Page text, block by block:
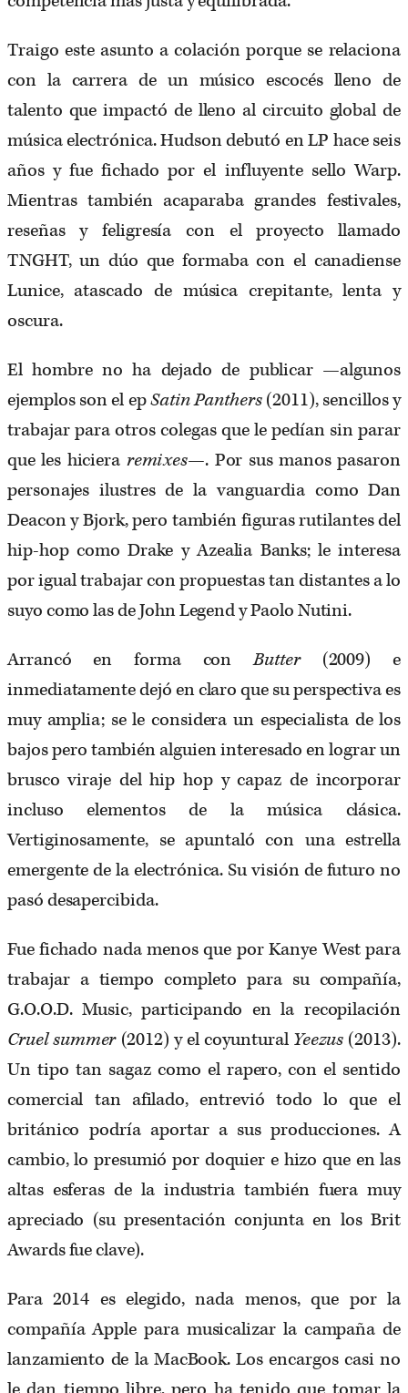
Traigo este asunto a colación porque se relaciona
con la carrera de un músico escocés lleno de
talento que impactó de lleno al circuito global de
música electrónica. Hudson debutó en LP hace seis
años y fue fichado por el influyente sello Warp.
Mientras también acaparaba grandes festivales,
reseñas y feligresía con el proyecto llamado
TNGHT, un dúo que formaba con el canadiense
Lunice, atascado de música crepitante, lenta y
oscura.
El hombre no ha dejado de publicar —algunos
ejemplos son el epSatin Panthers(2011), sencillos y
trabajar para otros colegas que le pedían sin parar
que les hiciera remixes—. Por sus manos pasaron
personajes ilustres de la vanguardia como Dan
Deacon y Bjork, pero también figuras rutilantes del
hip-hop como Drake y Azealia Banks; le interesa
por igual trabajar con propuestas tan distantes a lo
suyo como las de John Legend y Paolo Nutini.
Arrancó en forma conButter(2009) e
inmediatamente dejó en claro que su perspectiva es
muy amplia; se le considera un especialista de los
bajos pero también alguien interesado en lograr un
brusco viraje del hip hop y capaz de incorporar
incluso elementos de la música clásica.
Vertiginosamente, se apuntaló con una estrella
emergente de la electrónica. Su visión de futuro no
pasó desapercibida.
Fue fichado nada menos que por Kanye West para
trabajar a tiempo completo para su compañía,
G.O.O.D. Music, participando en la recopilación
Cruel summer(2012) y el coyuntural Yeezus (2013).
Un tipo tan sagaz como el rapero, con el sentido
comercial tan afilado, entrevió todo lo que el
británico podría aportar a sus producciones. A
cambio, lo presumió por doquier e hizo que en las
altas esferas de la industria también fuera muy
apreciado (su presentación conjunta en los Brit
Awards fue clave).
Para 2014 es elegido, nada menos, que por la
compañía Apple para musicalizar la campaña de
lanzamiento de la MacBook. Los encargos casi no